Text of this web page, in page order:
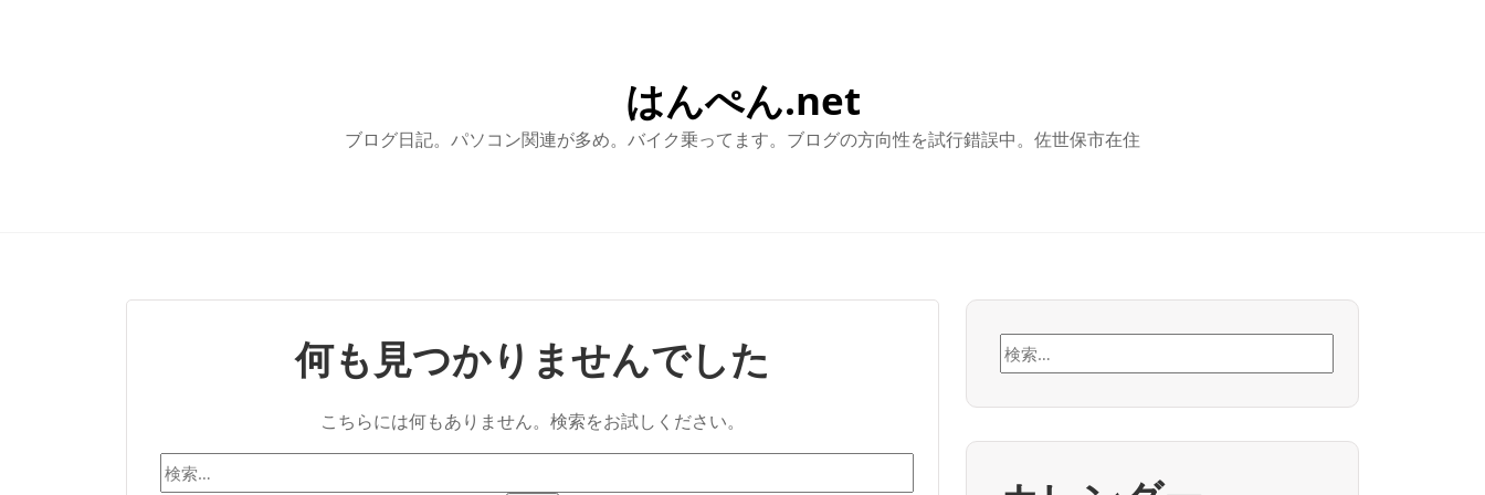
はんぺん.net
ブログ日記。パソコン関連が多め。バイク乗ってます。ブログの方向性を試行錯誤中。佐世保市在住
何も見つかりませんでした
こちらには何もありません。検索をお試しください。
検
索: